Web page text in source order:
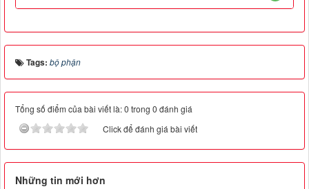
Tags: bộ phận
Tổng số điểm của bài viết là: 0 trong 0 đánh giá
Click để đánh giá bài viết
Những tin mới hơn